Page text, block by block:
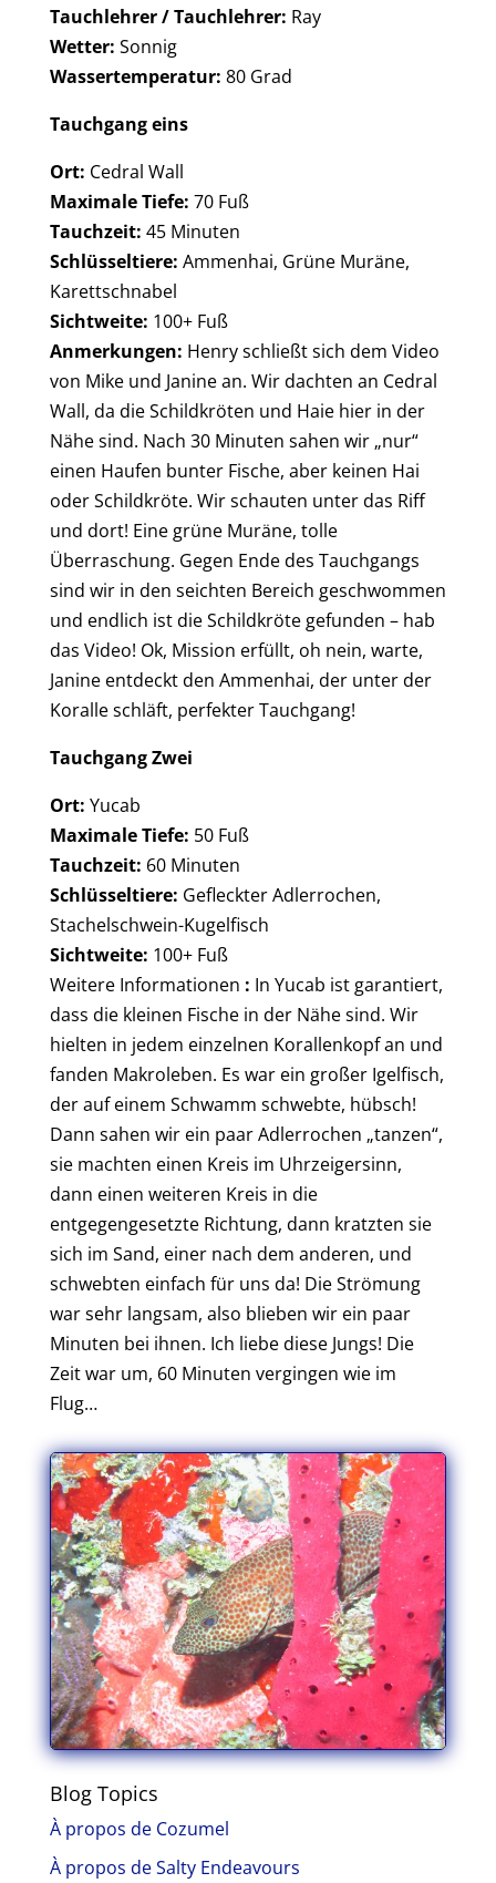
Tauchlehrer / Tauchlehrer: Ray
Wetter: Sonnig
Wassertemperatur: 80 Grad
Tauchgang eins
Ort: Cedral Wall
Maximale Tiefe: 70 Fuß
Tauchzeit: 45 Minuten
Schlüsseltiere: Ammenhai, Grüne Muräne,
Karettschnabel
Sichtweite: 100+ Fuß
Anmerkungen: Henry schließt sich dem Video
von Mike und Janine an. Wir dachten an Cedral
Wall, da die Schildkröten und Haie hier in der
Nähe sind. Nach 30 Minuten sahen wir „nur“
einen Haufen bunter Fische, aber keinen Hai
oder Schildkröte. Wir schauten unter das Riff
und dort! Eine grüne Muräne, tolle
Überraschung. Gegen Ende des Tauchgangs
sind wir in den seichten Bereich geschwommen
und endlich ist die Schildkröte gefunden – hab
das Video! Ok, Mission erfüllt, oh nein, warte,
Janine entdeckt den Ammenhai, der unter der
Koralle schläft, perfekter Tauchgang!
Tauchgang Zwei
Ort: Yucab
Maximale Tiefe: 50 Fuß
Tauchzeit: 60 Minuten
Schlüsseltiere: Gefleckter Adlerrochen,
Stachelschwein-Kugelfisch
Sichtweite: 100+ Fuß
Weitere Informationen : In Yucab ist garantiert,
dass die kleinen Fische in der Nähe sind. Wir
hielten in jedem einzelnen Korallenkopf an und
fanden Makroleben. Es war ein großer Igelfisch,
der auf einem Schwamm schwebte, hübsch!
Dann sahen wir ein paar Adlerrochen „tanzen“,
sie machten einen Kreis im Uhrzeigersinn,
dann einen weiteren Kreis in die
entgegengesetzte Richtung, dann kratzten sie
sich im Sand, einer nach dem anderen, und
schwebten einfach für uns da! Die Strömung
war sehr langsam, also blieben wir ein paar
Minuten bei ihnen. Ich liebe diese Jungs! Die
Zeit war um, 60 Minuten vergingen wie im
Flug…
Blog Topics
À propos de Cozumel
À propos de Salty Endeavours